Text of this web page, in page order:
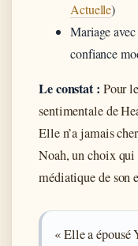
Actuelle)
Mariage
confiance
Le constat : Pour
sentimentale de
Elle n’a jamais
Noah, un choix qui
médiatique de son
« Elle a